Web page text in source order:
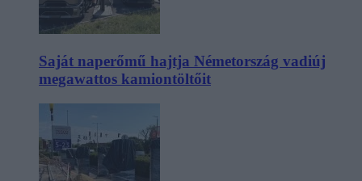
Saját naperőmű hajtja Németország vadiúj
megawattos kamiontöltőit